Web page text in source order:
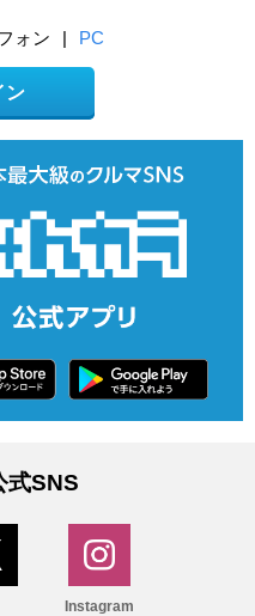
ォン | PC
ン
式SNS
Instagram